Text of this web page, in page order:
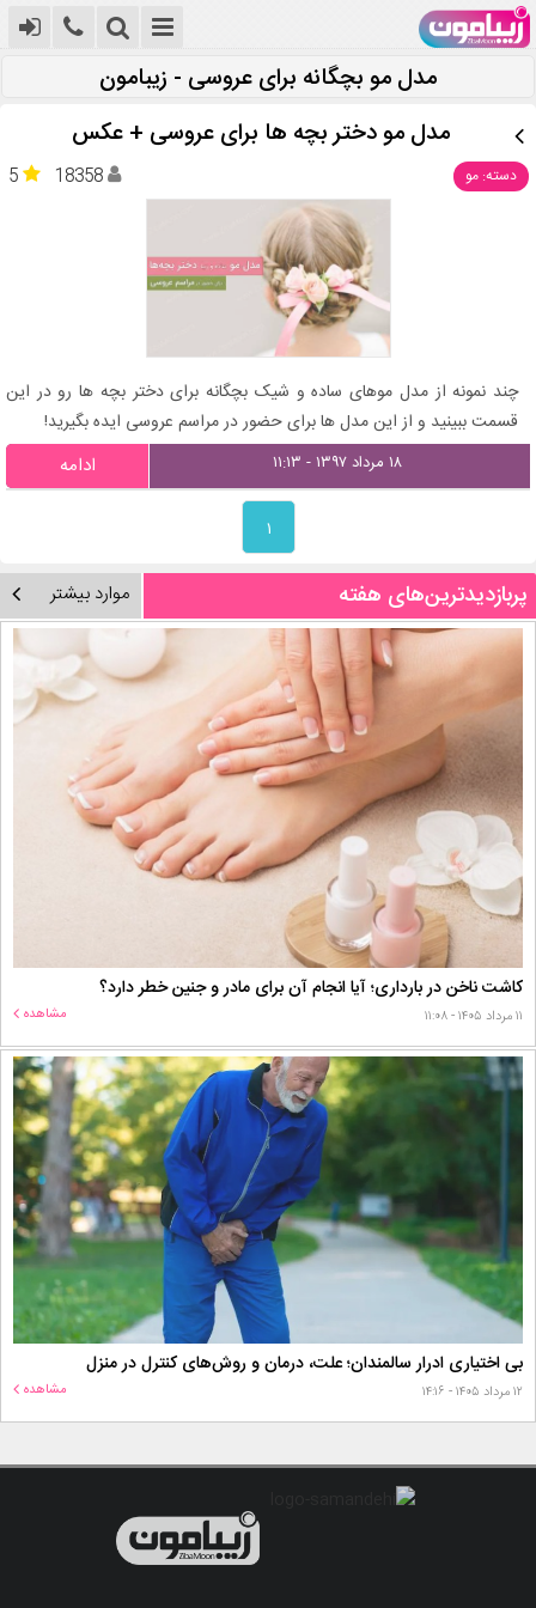
مدل مو بچگانه برای عروسی - زیبامون
مدل مو دختر بچه ها برای عروسی + عکس
دسته: مو 5 18358
چند نمونه از مدل موهای ساده و شیک بچگانه برای دختر بچه ها رو در این
قسمت ببینید و از این مدل ها برای حضور در مراسم عروسی ایده بگیرید!
۱۸ مرداد ۱۳۹۷ - ۱۱:۱۳ ادامه
۱
پربازدیدترین‌های هفته موارد بیشتر
کاشت ناخن در بارداری؛ آیا انجام آن برای مادر و جنین خطر دارد؟
۱۱ مرداد ۱۴۰۵ - ۱۱:۰۸ مشاهده
بی اختیاری ادرار سالمندان؛ علت، درمان و روش‌های کنترل در منزل
۱۲ مرداد ۱۴۰۵ - ۱۴:۱۶ مشاهده